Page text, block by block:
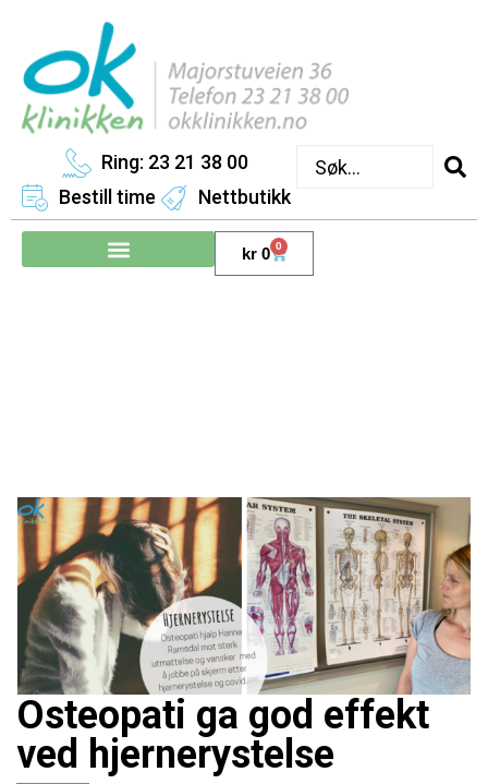
Ring: 23 21 38 00
Bestill time
Nettbutikk
kr 0 0
Osteopati ga god effekt
ved hjernerystelse